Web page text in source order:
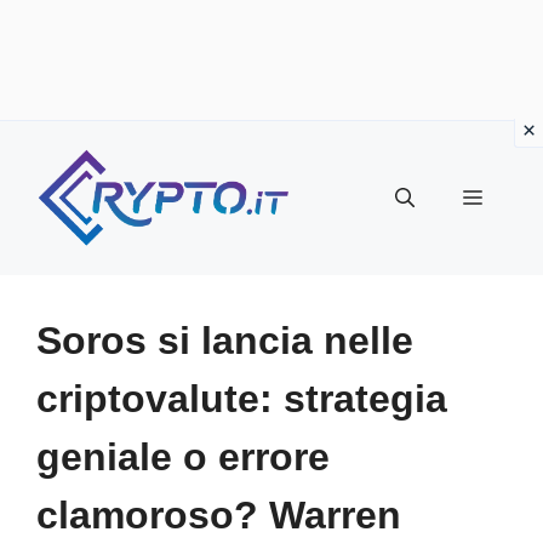
contenuto
Menu
Soros si lancia nelle
criptovalute: strategia
geniale o errore
clamoroso? Warren